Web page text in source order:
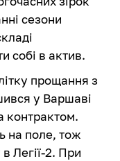
сезони
собі в актив.
прощання з
у Варшаві
контрактом.
на поле, тож
Легії-2. При